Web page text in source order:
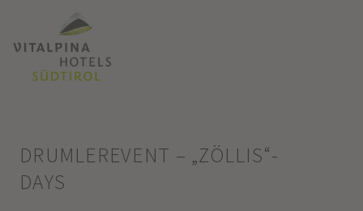
DRUMLEREVENT – „ZÖLLIS“-
DAYS